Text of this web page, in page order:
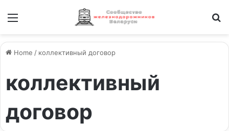
Home / коллективный договор
коллективный
договор